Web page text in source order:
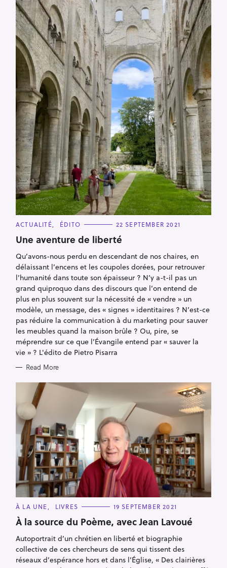
C
T
E
O
R
I
E
S
ACTUALITÉ ÉDITO 22 SEPTEMBER 2021
Une aventure de liberté
Qu’avons-nous perdu en descendant de nos chaires, en
délaissant l’encens et les coupoles dorées, pour retrouver
l’humanité dans toute son épaisseur ? N’y a-t-il pas un
grand quiproquo dans des discours que l’on entend de
plus en plus souvent sur la nécessité de « vendre » un
modèle, un message, des « signes » identitaires ? N’est-ce
pas réduire la communication à du marketing pour sauver
les meubles quand la maison brûle ? Ou, pire, se
méprendre sur ce que l’Évangile entend par « sauver la
vie » ? L'édito de Pietro Pisarra
Read More
C
T
E
O
I
E
S
À LA UNE LIVRES 19 SEPTEMBER 2021
À la source du Poème, avec Jean Lavoué
Autoportrait d’un chrétien en liberté et biographie
collective de ces chercheurs de sens qui tissent des
réseaux d’espérance hors et dans l’Église, « Des clairières